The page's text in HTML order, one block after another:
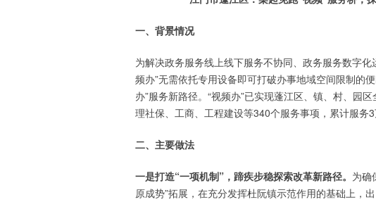
一、背景情况
为解决政务服务线上线下服务不协同、政务服务数字
频办”无需依托专用设备即可打破办事地域空间限制的
办”服务新路径。“视频办”已实现蓬江区、镇、村、园
理社保、工商、工程建设等340个服务事项，累计服务3
二、主要做法
一是打造“一项机制”，蹄疾步稳探索改革新路径。 为确
原成势”拓展，在充分发挥杜阮镇示范作用的基础上，